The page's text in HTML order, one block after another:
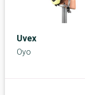
Uvex
Oyo